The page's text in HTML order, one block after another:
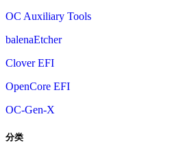
OC Auxiliary Tools
balenaEtcher
Clover EFI
OpenCore EFI
OC-Gen-X
分类